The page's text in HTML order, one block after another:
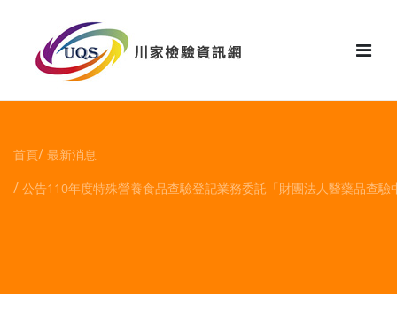
首頁 最新消息
公告110年度特殊營養食品查驗登記業務委託「財團法人醫藥品查驗